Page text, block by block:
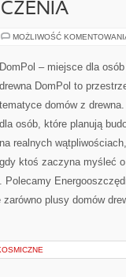
MOŻLIWOŚĆ
DomPol – miejsce dla
drewna DomPol to
tematyce domów z
dla osób, które planują
na realnych
gdy ktoś zaczyna myśleć o
Polecamy
plusy domów